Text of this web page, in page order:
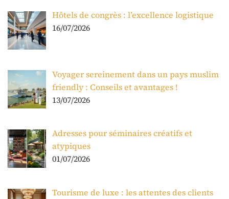
Hôtels de congrès : l’excellence logistique
16/07/2026
Voyager sereinement dans un pays muslim
friendly : Conseils et avantages !
13/07/2026
Adresses pour séminaires créatifs et
atypiques
01/07/2026
Tourisme de luxe : les attentes des clients